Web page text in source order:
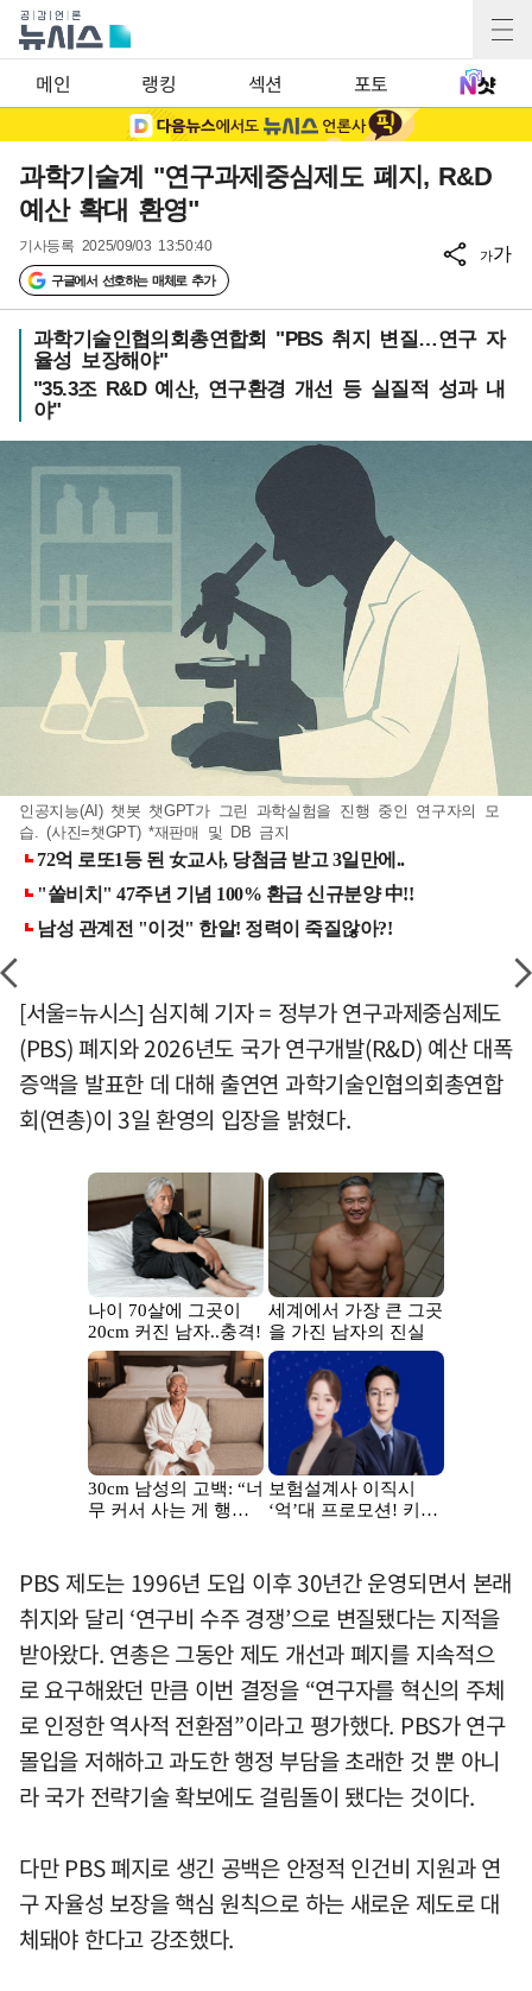
메인 랭킹 섹션 포토
과학기술계 "연구과제중심제도 폐지, R&D
예산 확대 환영"
기사등록 2025/09/03 13:50:40
구글에서 선호하는 매체로 추가
가가
과학기술인협의회총연합회 "PBS 취지 변질…연구 자
율성 보장해야"
"35.3조 R&D 예산, 연구환경 개선 등 실질적 성과 내
야"
인공지능(AI) 챗봇 챗GPT가 그린 과학실험을 진행 중인 연구자의 모
습. (사진=챗GPT) *재판매 및 DB 금지
[서울=뉴시스] 심지혜 기자 = 정부가 연구과제중심제도
(PBS) 폐지와 2026년도 국가 연구개발(R&D) 예산 대폭
증액을 발표한 데 대해 출연연 과학기술인협의회총연합
회(연총)이 3일 환영의 입장을 밝혔다.
PBS 제도는 1996년 도입 이후 30년간 운영되면서 본래
취지와 달리 ‘연구비 수주 경쟁’으로 변질됐다는 지적을
받아왔다. 연총은 그동안 제도 개선과 폐지를 지속적으
로 요구해왔던 만큼 이번 결정을 “연구자를 혁신의 주체
로 인정한 역사적 전환점”이라고 평가했다. PBS가 연구
몰입을 저해하고 과도한 행정 부담을 초래한 것 뿐 아니
라 국가 전략기술 확보에도 걸림돌이 됐다는 것이다.
다만 PBS 폐지로 생긴 공백은 안정적 인건비 지원과 연
구 자율성 보장을 핵심 원칙으로 하는 새로운 제도로 대
체돼야 한다고 강조했다.